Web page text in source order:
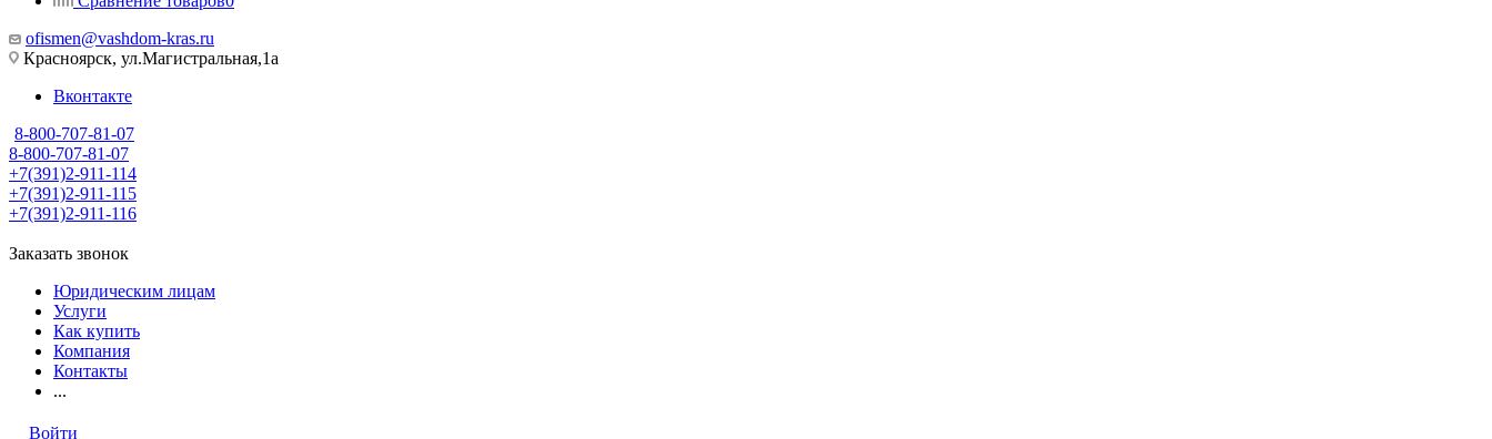
ofismen@vashdom-kras.ru
Красноярск, ул.Магистральная,1а
Вконтакте
8-800-707-81-07
8-800-707-81-07
+7(391)2-911-114
+7(391)2-911-115
+7(391)2-911-116
Заказать звонок
Юридическим лицам
Услуги
Как купить
Компания
Контакты
...
Войти